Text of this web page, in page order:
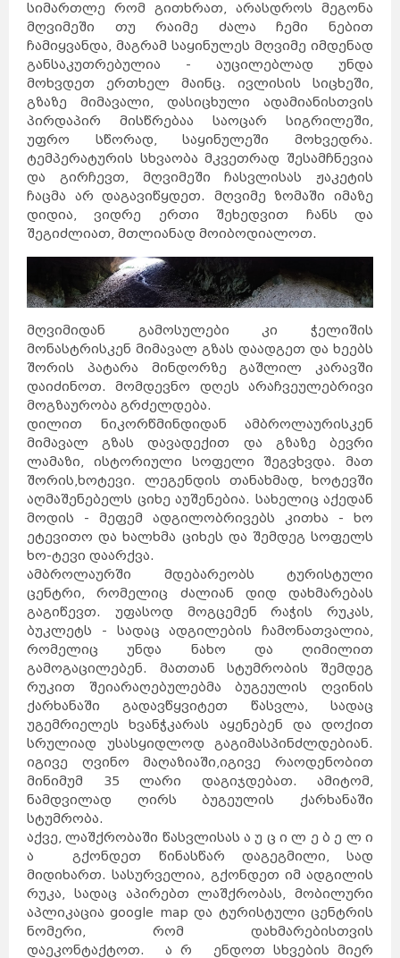
სიმართლე რომ გითხრათ, არასდროს მეგონა
მღვიმეში თუ რაიმე ძალა ჩემი ნებით
ჩამიყვანდა, მაგრამ საყინულეს მღვიმე იმდენად
განსაკუთრებულია - აუცილებლად უნდა
მოხვდეთ ერთხელ მაინც. ივლისის სიცხეში,
გზაზე მიმავალი, დასიცხული ადამიანისთვის
პირდაპირ მისწრებაა საოცარ სიგრილეში,
უფრო სწორად, საყინულეში მოხვედრა.
ტემპერატურის სხვაობა მკვეთრად შესამჩნევია
და გირჩევთ, მღვიმეში ჩასვლისას ჟაკეტის
ჩაცმა არ დაგავიწყდეთ. მღვიმე ზომაში იმაზე
დიდია, ვიდრე ერთი შეხედვით ჩანს და
შეგიძლიათ, მთლიანად მოიბოდიალოთ.
მღვიმიდან გამოსულები კი ჭელიშის
მონასტრისკენ მიმავალ გზას დაადგეთ და ხეებს
შორის პატარა მინდორზე გაშლილ კარავში
დაიძინოთ. მომდევნო დღეს არაჩვეულებრივი
მოგზაურობა გრძელდება.
დილით ნიკორწმინდიდან ამბროლაურისკენ
მიმავალ გზას დავადექით და გზაზე ბევრი
ლამაზი, ისტორიული სოფელი შეგვხვდა. მათ
შორის,ხოტევი. ლეგენდის თანახმად, ხოტევში
აღმაშენებელს ციხე აუშენებია. სახელიც აქედან
მოდის - მეფემ ადგილობრივებს კითხა - ხო
ეტევითო და ხალხმა ციხეს და შემდეგ სოფელს
ხო-ტევი დაარქვა.
ამბროლაურში მდებარეობს ტურისტული
ცენტრი, რომელიც ძალიან დიდ დახმარებას
გაგიწევთ. უფასოდ მოგცემენ რაჭის რუკას,
ბუკლეტს - სადაც ადგილების ჩამონათვალია,
რომელიც უნდა ნახო და ღიმილით
გამოგაცილებენ. მათთან სტუმრობის შემდეგ
რუკით შეიარაღებულებმა ბუგეულის ღვინის
ქარხანაში გადავწყვიტეთ წასვლა, სადაც
უგემრიელეს ხვანჭკარას აყენებენ და დოქით
სრულიად უსასყიდლოდ გაგიმასპინძლდებიან.
იგივე ღვინო მაღაზიაში,იგივე რაოდენობით
მინიმუმ 35 ლარი დაგიჯდებათ. ამიტომ,
ნამდვილად ღირს ბუგეულის ქარხანაში
სტუმრობა.
აქვე, ლაშქრობაში წასვლისას ა უ ც ი ლ ე ბ ე ლ ი
ა გქონდეთ წინასწარ დაგეგმილი, სად
მიდიხართ. სასურველია, გქონდეთ იმ ადგილის
რუკა, სადაც აპირებთ ლაშქრობას, მობილური
აპლიკაცია google map და ტურისტული ცენტრის
ნომერი, რომ დახმარებისთვის
დაეკონტაქტოთ. ა რ ენდოთ სხვების მიერ